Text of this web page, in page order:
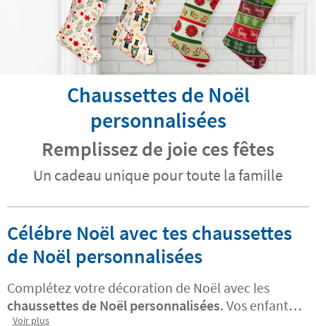
Chaussettes de Noël
personnalisées
Remplissez de joie ces fêtes
Un cadeau unique pour toute la famille
Célébre Noël avec tes chaussettes
de Noël personnalisées
Complétez votre décoration de Noël avec les
chaussettes de Noël personnalisées. Vos enfants
Voir plus